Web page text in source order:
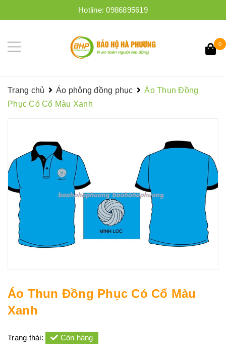
Hotline:0986895619
0
Trang chủ Áo phông đồng phục
Áo Thun Đồng
Phục Có Cổ Màu Xanh
Áo Thun Đồng Phục Có Cổ Màu
Xanh
Trạng thái: Còn hàng